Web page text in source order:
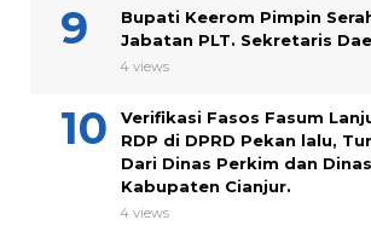
Bupati Keerom Pimpin
Jabatan PLT. Sekretaris
4 views
Verifikasi Fasos Fasum
RDP di DPRD Pekan lalu,
Dari Dinas Perkim dan Dinas
Kabupaten Cianjur.
4 views